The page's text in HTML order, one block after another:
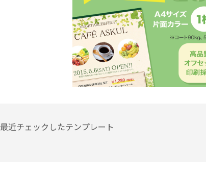
最近チェックしたテンプレート